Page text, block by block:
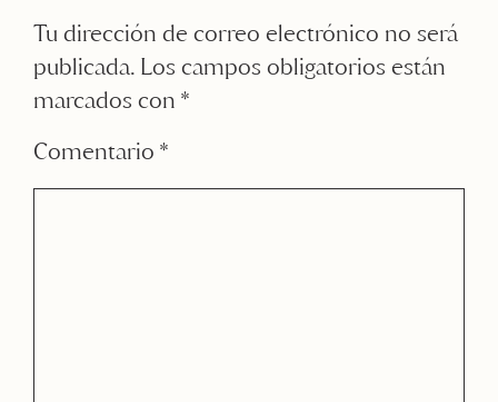
Tu dirección de correo electrónico no será
publicada. Los campos obligatorios están
marcados con *
Comentario *